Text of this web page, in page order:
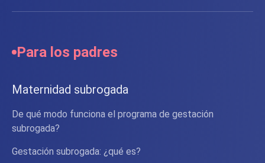
Para los padres
Maternidad subrogada
De qué modo funciona el programa de gestación
subrogada?
Gestación subrogada: ¿qué es?